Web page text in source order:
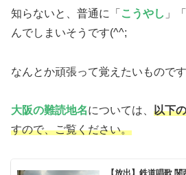
知らないと、普通に「 こうやし 」「
んでしまいそうです(^^;
なんとか頑張って覚えたいものです
大阪の難読地名については、 以下
すので、ご覧ください。
【放出】鉄道唱歌